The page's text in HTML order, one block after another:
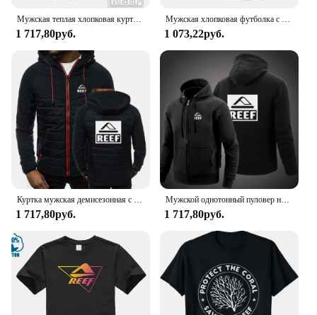
Мужская теплая хлопковая куртка с капюшоном, четыре цвета, с принтом логотипа рифа, Осень-зима 2024
1 717,80руб.
Мужская хлопковая футболка с коротким рукавом, с принтом
1 073,22руб.
Куртка мужская демисезонная с капюшоном, на хлопковой подкладке
1 717,80руб.
Мужской однотонный пуловер на молнии, с длинным рукавом
1 717,80руб.